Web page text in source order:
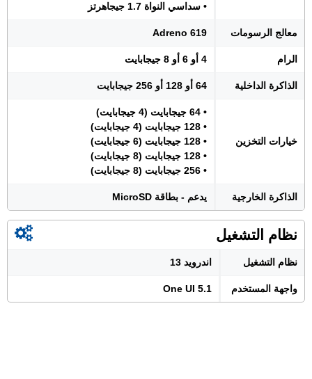
• سداسي النواة 1.7 جيجاهرتز
معالج الرسومات Adreno 619
الرام 4 أو 6 أو 8 جيجابايت
الذاكرة الداخلية 64 أو 128 أو 256 جيجابايت
خيارات التخزين
• 64 جيجابايت (4 جيجابايت)
• 128 جيجابايت (4 جيجابايت)
• 128 جيجابايت (6 جيجابايت)
• 128 جيجابايت (8 جيجابايت)
• 256 جيجابايت (8 جيجابايت)
الذاكرة الخارجية يدعم - بطاقة MicroSD
نظام التشغيل
نظام التشغيل اندرويد 13
واجهة المستخدم One UI 5.1